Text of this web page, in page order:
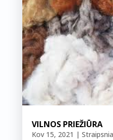
VILNOS PRIEŽIŪRA
Kov 15, 2021 |